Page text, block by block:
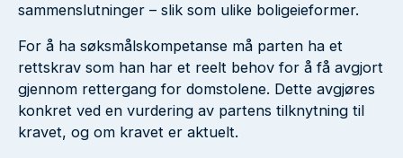
sammenslutninger – slik som ulike boligeieformer.
For å ha søksmålskompetanse må parten ha et
rettskrav som han har et reelt behov for å få avgjort
gjennom rettergang for domstolene. Dette avgjøres
konkret ved en vurdering av partens tilknytning til
kravet, og om kravet er aktuelt.